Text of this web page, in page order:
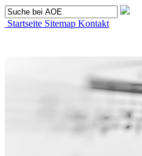
Startseite Sitemap Kontakt